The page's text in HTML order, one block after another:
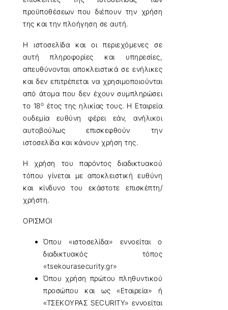
προϋποθέσεων που διέπουν την χρήση
της και την πλοήγηση σε αυτή.
Η ιστοσελίδα και οι περιεχόμενες σε
αυτή πληροφορίες και υπηρεσίες,
απευθύνονται αποκλειστικά σε ενήλικες
και δεν επιτρέπεται να χρησιμοποιούνται
από άτομα που δεν έχουν συμπληρώσει
το 18ο έτος της ηλικίας τους. Η Εταιρεία
ουδεμία ευθύνη φέρει εάν, ανήλικοι
αυτοβούλως επισκεφθούν την
ιστοσελίδα και κάνουν χρήση της.
Η χρήση του παρόντος διαδικτυακού
τόπου γίνεται με αποκλειστική ευθύνη
και κίνδυνο του εκάστοτε επισκέπτη/
χρήστη.
ΟΡΙΣΜΟΙ
Όπου «ιστοσελίδα» εννοείται ο
διαδικτυακός τόπος
«tsekourasecurity.gr»
Όπου χρήση πρώτου πληθυντικού
προσώπου και ως «Εταιρεία» ή
«ΤΣΕΚΟΥΡΑΣ SECURITY» εννοείται